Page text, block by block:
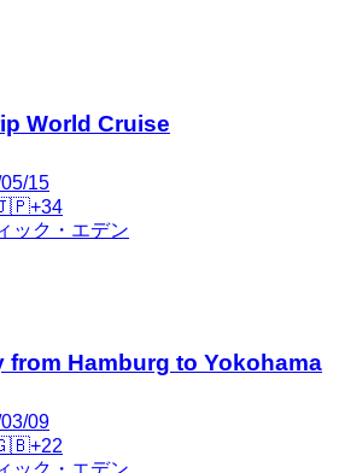
World Cruise
15
+34
ック・エデン
from Hamburg to Yokohama
09
+22